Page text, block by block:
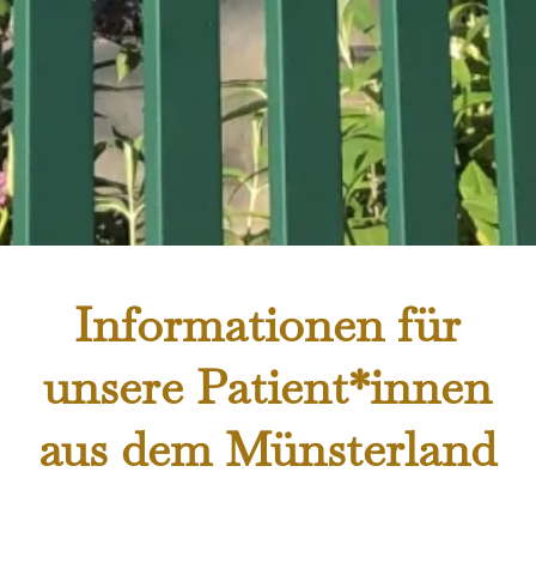
Informationen für
unsere Patient*innen
aus dem Münsterland